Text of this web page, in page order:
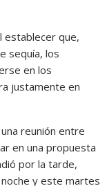
establecer que,
sequía, los
en los
justamente en
reunión entre
en una propuesta
por la tarde,
y este martes